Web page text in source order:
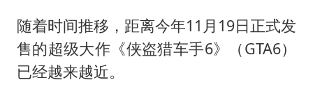
用AI造出新病毒意味着什么
今年第二强台风将带来多大影响
随着时间推移，距离今年11月19日正式发
售的超级大作《侠盗猎车手6》（GTA6）
已经越来越近。